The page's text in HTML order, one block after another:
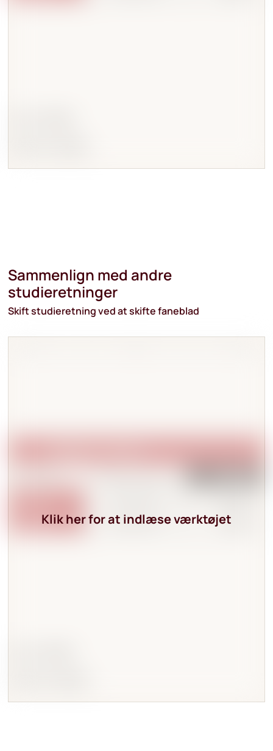
Sammenlign med andre
studieretninger
Skift studieretning ved at skifte faneblad
Klik her for at indlæse værktøjet